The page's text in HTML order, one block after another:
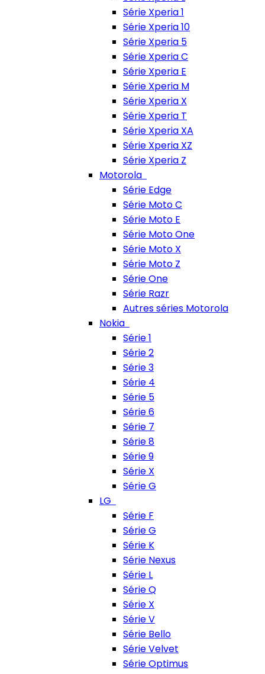
Série Xperia 1
Série Xperia 10
Série Xperia 5
Série Xperia C
Série Xperia E
Série Xperia M
Série Xperia X
Série Xperia T
Série Xperia XA
Série Xperia XZ
Série Xperia Z
Motorola
Série Edge
Série Moto C
Série Moto E
Série Moto One
Série Moto X
Série Moto Z
Série One
Série Razr
Autres séries Motorola
Nokia
Série 1
Série 2
Série 3
Série 4
Série 5
Série 6
Série 7
Série 8
Série 9
Série X
Série G
LG
Série F
Série G
Série K
Série Nexus
Série L
Série Q
Série X
Série V
Série Bello
Série Velvet
Série Optimus